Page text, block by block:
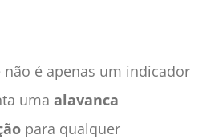
é apenas um indicador
uma alavanca
para qualquer